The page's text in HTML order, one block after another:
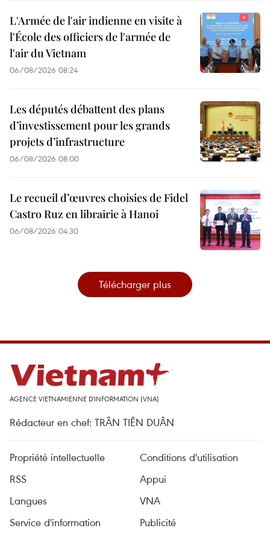
L'Armée de l'air indienne en visite à
l'École des officiers de l'armée de
l'air du Vietnam
06/08/2026 08:24
Les députés débattent des plans
d’investissement pour les grands
projets d’infrastructure
06/08/2026 08:00
Le recueil d’œuvres choisies de Fidel
Castro Ruz en librairie à Hanoi
06/08/2026 04:30
Télécharger plus
AGENCE VIETNAMIENNE D'INFORMATION (VNA)
Rédacteur en chef: TRÂN TIÊN DUÂN
Propriété intellectuelle
Conditions d'utilisation
RSS
Appui
Langues
VNA
Service d'information
Publicité